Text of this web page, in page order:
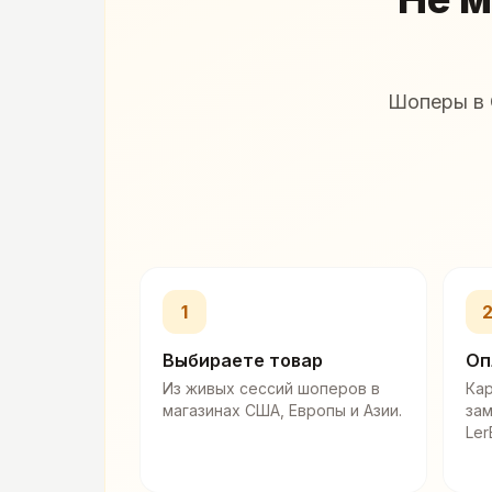
Шоперы в
1
Выбираете товар
Из живых сессий шоперов в
магазинах США, Европы и Азии.
2